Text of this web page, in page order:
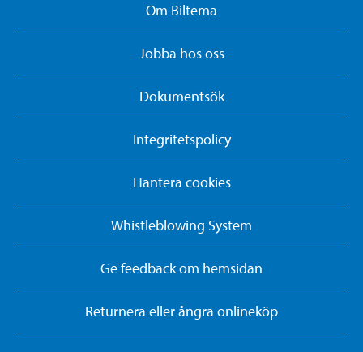
Om Biltema
Jobba hos oss
Dokumentsök
Integritetspolicy
Hantera cookies
Whistleblowing System
Ge feedback om hemsidan
Returnera eller ångra onlineköp